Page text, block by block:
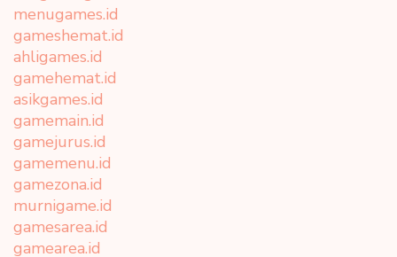
menugames.id
gameshemat.id
ahligames.id
gamehemat.id
asikgames.id
gamemain.id
gamejurus.id
gamemenu.id
gamezona.id
murnigame.id
gamesarea.id
gamearea.id